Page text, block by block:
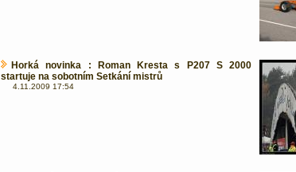
Horká novinka : Roman Kresta s P207 S 2000
startuje na sobotním Setkání mistrů
4.11.2009 17:54